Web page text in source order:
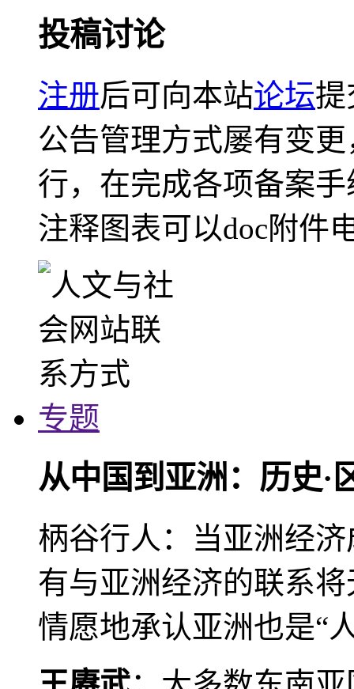
投稿讨论
注册后可向本站论坛提
公告管理方式屡有变
行，在完成各项备案
注释图表可以doc附件
专题
从中国到亚洲：历史·
柄谷行人：当亚洲经
有与亚洲经济的联系
情愿地承认亚洲也是“